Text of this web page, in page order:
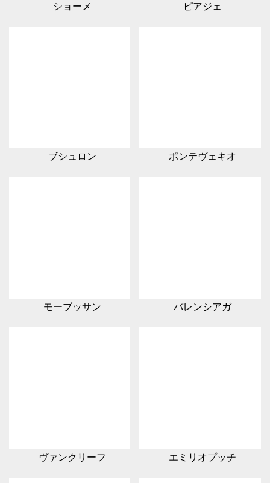
ショーメ ピアジェ
ブシュロン ポンテヴェキオ
モーブッサン バレンシアガ
ヴァンクリーフ エミリオプッチ